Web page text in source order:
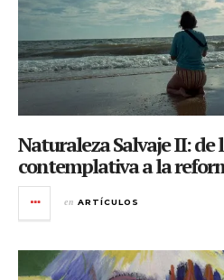
Naturaleza Salvaje II:
contemplativa a la
en ARTÍCULOS